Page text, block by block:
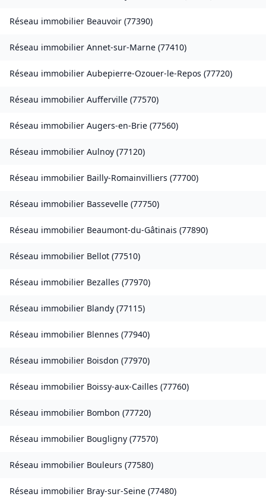
Réseau immobilier Beauvoir (77390)
Réseau immobilier Annet-sur-Marne (77410)
Réseau immobilier Aubepierre-Ozouer-le-Repos (77720)
Réseau immobilier Aufferville (77570)
Réseau immobilier Augers-en-Brie (77560)
Réseau immobilier Aulnoy (77120)
Réseau immobilier Bailly-Romainvilliers (77700)
Réseau immobilier Bassevelle (77750)
Réseau immobilier Beaumont-du-Gâtinais (77890)
Réseau immobilier Bellot (77510)
Réseau immobilier Bezalles (77970)
Réseau immobilier Blandy (77115)
Réseau immobilier Blennes (77940)
Réseau immobilier Boisdon (77970)
Réseau immobilier Boissy-aux-Cailles (77760)
Réseau immobilier Bombon (77720)
Réseau immobilier Bougligny (77570)
Réseau immobilier Bouleurs (77580)
Réseau immobilier Bray-sur-Seine (77480)